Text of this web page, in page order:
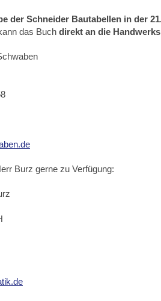
der Schneider Bautabellen in der
das Buch direkt an die
b n d
Burz gerne zu Verfügung:
t k d